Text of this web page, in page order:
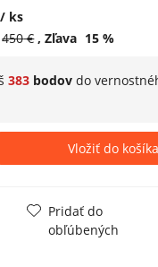
ks
450€ Zľava 15 %
383 bodov do
Pridať do
obľúbených